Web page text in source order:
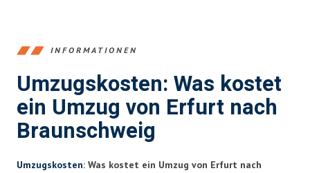
INFORMATIONEN
Umzugskosten: Was kostet
ein Umzug von Erfurt nach
Braunschweig
Umzugskosten: Was kostet ein Umzug von Erfurt nach